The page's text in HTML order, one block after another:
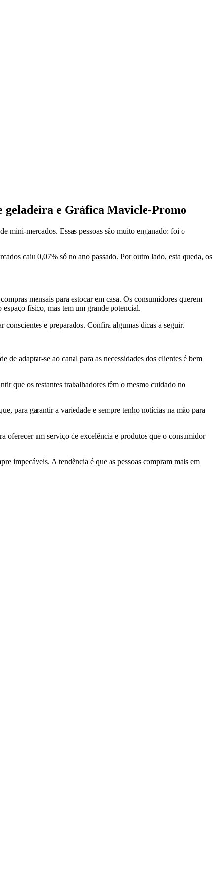
geladeira e Gráfica Mavicle-Promo
mini-mercados. Essas pessoas são muito enganado: foi o
caiu 0,07% só no ano passado. Por outro lado, esta queda, os
mensais para estocar em casa. Os consumidores querem
físico, mas tem um grande potencial.
e preparados. Confira algumas dicas a seguir.
de adaptar-se ao canal para as necessidades dos clientes é bem
que os restantes trabalhadores têm o mesmo cuidado no
para garantir a variedade e sempre tenho notícias na mão para
oferecer um serviço de excelência e produtos que o consumidor
impecáveis. A tendência é que as pessoas compram mais em